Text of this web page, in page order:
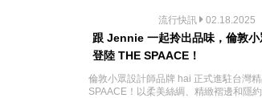
流行快訊 02.18.2025
跟 Jennie 一起拎出品味，倫敦
登陸 THE SPAACE！
倫敦小眾設計師品牌 hai 正式進駐台灣
SPAACE！以柔美絲綢、精緻褶邊和隱